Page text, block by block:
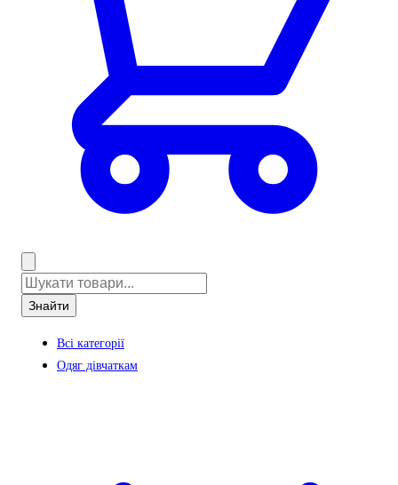
Знайти
Всі категорії
Одяг дівчаткам